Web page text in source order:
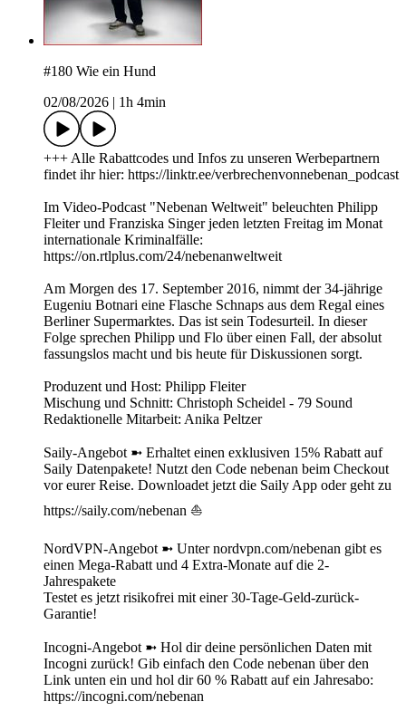
#180 Wie ein Hund
02/08/2026
1h 4min
+++ Alle Rabattcodes und Infos zu unseren Werbepartnern
findet ihr hier: https://linktr.ee/verbrechenvonnebenan_podcast
Im Video-Podcast "Nebenan Weltweit" beleuchten Philipp
Fleiter und Franziska Singer jeden letzten Freitag im Monat
internationale Kriminalfälle:
https://on.rtlplus.com/24/nebenanweltweit
Am Morgen des 17. September 2016, nimmt der 34-jährige
Eugeniu Botnari eine Flasche Schnaps aus dem Regal eines
Berliner Supermarktes. Das ist sein Todesurteil. In dieser
Folge sprechen Philipp und Flo über einen Fall, der absolut
fassungslos macht und bis heute für Diskussionen sorgt.
Produzent und Host: Philipp Fleiter
Mischung und Schnitt: Christoph Scheidel - 79 Sound
Redaktionelle Mitarbeit: Anika Peltzer
Saily-Angebot ➼ Erhaltet einen exklusiven 15% Rabatt auf
Saily Datenpakete! Nutzt den Code nebenan beim Checkout
vor eurer Reise. Downloadet jetzt die Saily App oder geht zu
https://saily.com/nebenan ⛵
NordVPN-Angebot ➼ Unter nordvpn.com/nebenan gibt es
einen Mega-Rabatt und 4 Extra-Monate auf die 2-
Jahrespakete
Testet es jetzt risikofrei mit einer 30-Tage-Geld-zurück-
Garantie!
Incogni-Angebot ➼ Hol dir deine persönlichen Daten mit
Incogni zurück! Gib einfach den Code nebenan über den
Link unten ein und hol dir 60 % Rabatt auf ein Jahresabo:
https://incogni.com/nebenan